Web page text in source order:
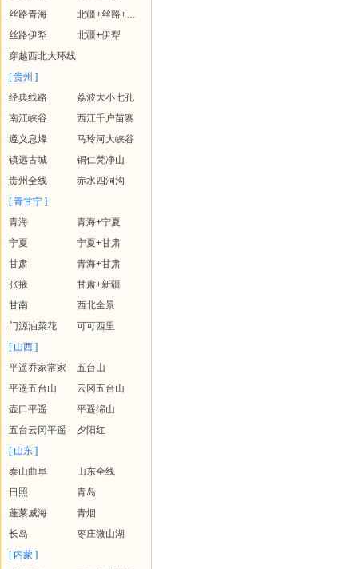
丝路青海
北疆+丝路+青海
丝路伊犁
北疆+伊犁
穿越西北大环线
[ 贵州 ]
经典线路
荔波大小七孔
南江峡谷
西江千户苗寨
遵义息烽
马玲河大峡谷
镇远古城
铜仁梵净山
贵州全线
赤水四洞沟
[ 青甘宁 ]
青海
青海+宁夏
宁夏
宁夏+甘肃
甘肃
青海+甘肃
张掖
甘肃+新疆
甘南
西北全景
门源油菜花
可可西里
[ 山西 ]
平遥乔家常家
五台山
平遥五台山
云冈五台山
壶口平遥
平遥绵山
五台云冈平遥
夕阳红
[ 山东 ]
泰山曲阜
山东全线
日照
青岛
蓬莱威海
青烟
长岛
枣庄微山湖
[ 内蒙 ]